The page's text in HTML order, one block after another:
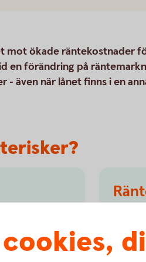
mot ökade räntekostnader
en förändring på
även när lånet finns i en
med
och skulder
eller
cookies,